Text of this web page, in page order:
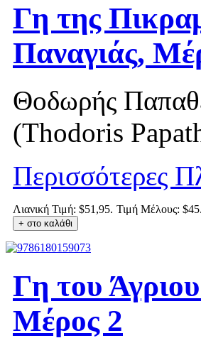
Γη της
Παναγιάς,
Θοδωρής
(Thodoris
Περισσότερες
Λιανική Τιμή: $51,95. Τιμή Μέλους:
Γη του
Μέρος 2